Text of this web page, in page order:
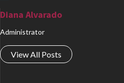
Diana Alvarado
Administrator
View All Posts